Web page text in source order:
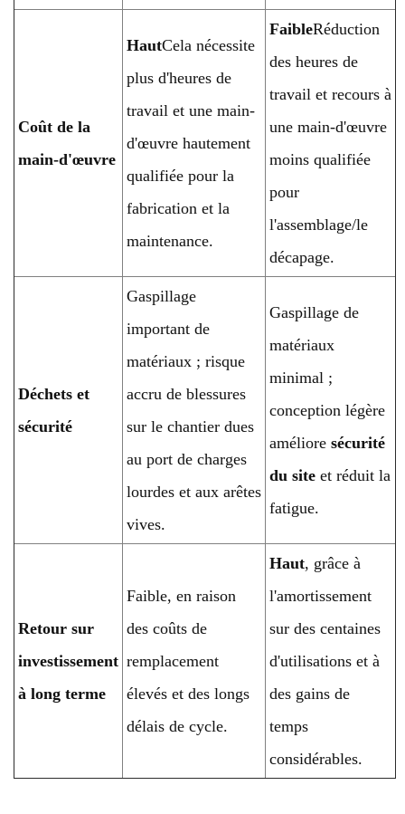
Coût de la
main-d'œuvre
HautCela nécessite
plus d'heures de
travail et une main-
d'œuvre hautement
qualifiée pour la
fabrication et la
maintenance.
FaibleRéduction
des heures de
travail et recours à
une main-d'œuvre
moins qualifiée
pour
l'assemblage/le
décapage.
Déchets et
sécurité
Gaspillage
important de
matériaux ; risque
accru de blessures
sur le chantier dues
au port de charges
lourdes et aux arêtes
vives.
Gaspillage de
matériaux
minimal ;
conception légère
améliore sécurité
du siteet réduit la
fatigue.
Retour sur
investissement
à long terme
Faible, en raison
des coûts de
remplacement
élevés et des longs
délais de cycle.
Haut, grâce à
l'amortissement
sur des centaines
d'utilisations et à
des gains de
temps
considérables.